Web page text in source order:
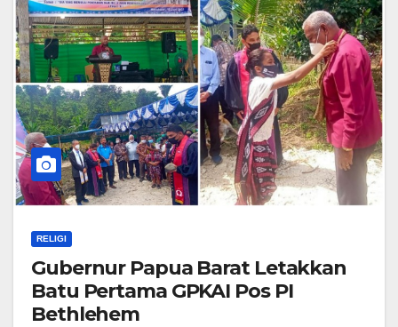
RELIGI
Gubernur Papua Barat Letakkan
Batu Pertama GPKAI Pos PI
Bethlehem